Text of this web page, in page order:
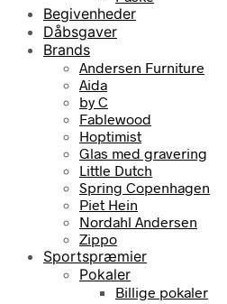
Begivenheder
Dåbsgaver
Brands
Andersen Furniture
Aida
by C
Fablewood
Hoptimist
Glas med gravering
Little Dutch
Spring Copenhagen
Piet Hein
Nordahl Andersen
Zippo
Sportspræmier
Pokaler
Billige pokaler